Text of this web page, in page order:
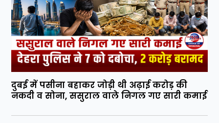
दुबई में पसीना बहाकर जोड़ी थी अढ़ाई करोड़ की
नकदी व सोना, ससुराल वाले निगल गए सारी कमाई